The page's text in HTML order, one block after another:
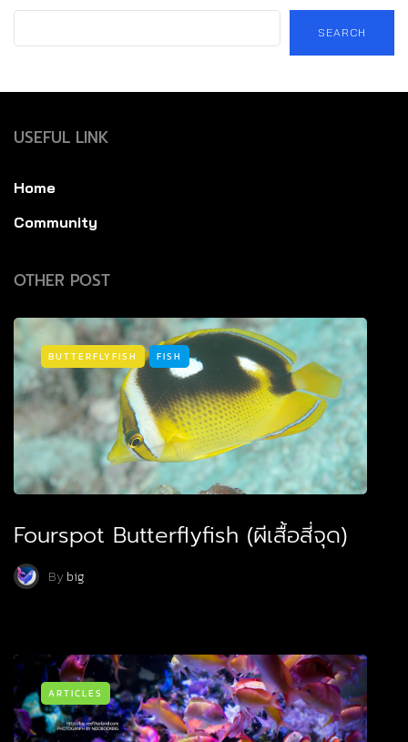
SEARCH
USEFUL LINK
Home
Community
OTHER POST
BUTTERFLYFISH FISH
Fourspot Butterflyfish (ผีเสื้อสี่จุด)
Bybig
ARTICLES